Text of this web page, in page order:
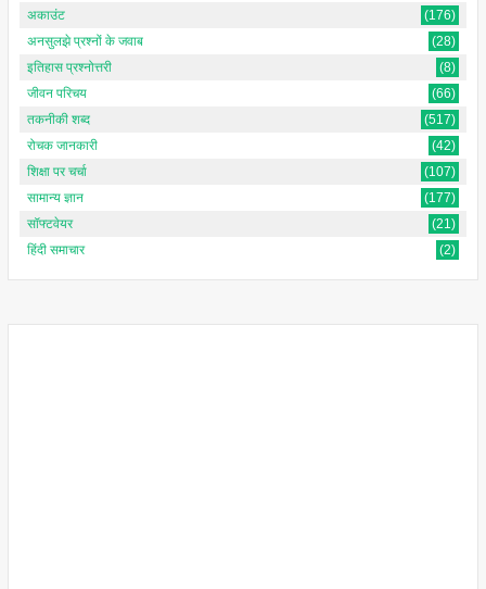
अकाउंट
(176)
अनसुलझे प्रश्नों के जवाब
(28)
इतिहास प्रश्नोत्तरी
(8)
जीवन परिचय
(66)
तकनीकी शब्द
(517)
रोचक जानकारी
(42)
शिक्षा पर चर्चा
(107)
सामान्य ज्ञान
(177)
सॉफ्टवेयर
(21)
हिंदी समाचार
(2)